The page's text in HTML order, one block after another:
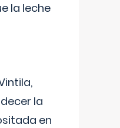
la leche
la
en